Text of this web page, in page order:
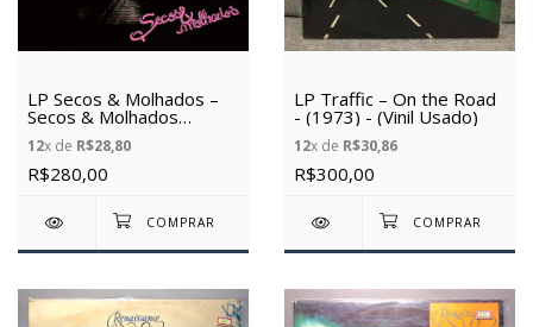
LP Secos & Molhados –
Secos & Molhados
(1974/2010) -
(Novo/Lacrado)
12x de R$28,80
R$280,00
LP Traffic – On the Road
- (1973) - (Vinil Usado)
12x de R$30,86
R$300,00